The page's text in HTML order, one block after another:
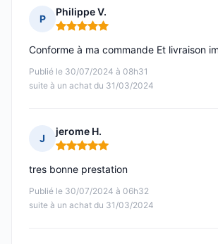
P
Philippe V.
Note : 5 sur 5
Publié le 30/07/2024 à 08h31
suite à un achat du 31/03/2024
Conforme à ma commande Et livraison
J
jerome H.
Note : 5 sur 5
Publié le 30/07/2024 à 06h32
suite à un achat du 31/03/2024
tres bonne prestation